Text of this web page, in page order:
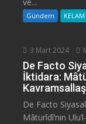
ve...
Gündem KELAM
3 Mart 2024
De Facto
İktidara:
De Facto
Mâtürîdî’nin